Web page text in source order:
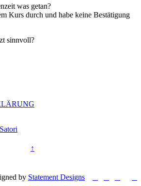
was getan?
Kurs durch und habe keine Bestätigung
sinnvoll?
↑
by Statement Designs